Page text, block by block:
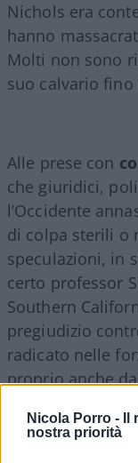
Nicola Porro -
nostra priorità
Nichols era
hanno
Molti non sono
suo calvario
Alle prese con
che giuridici,
l’Occidente
di colpa sterili o
speculazioni, in
certo professor
Southern
pregiudizio
radicato nelle
proprio anche
piddino, tipica